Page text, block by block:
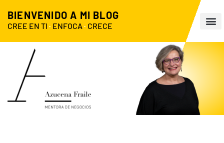
BIENVENIDO A MI BLOG
CREE EN TI · ENFOCA· CRECE